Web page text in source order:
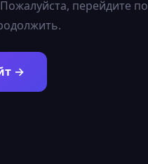
перейдите по
→